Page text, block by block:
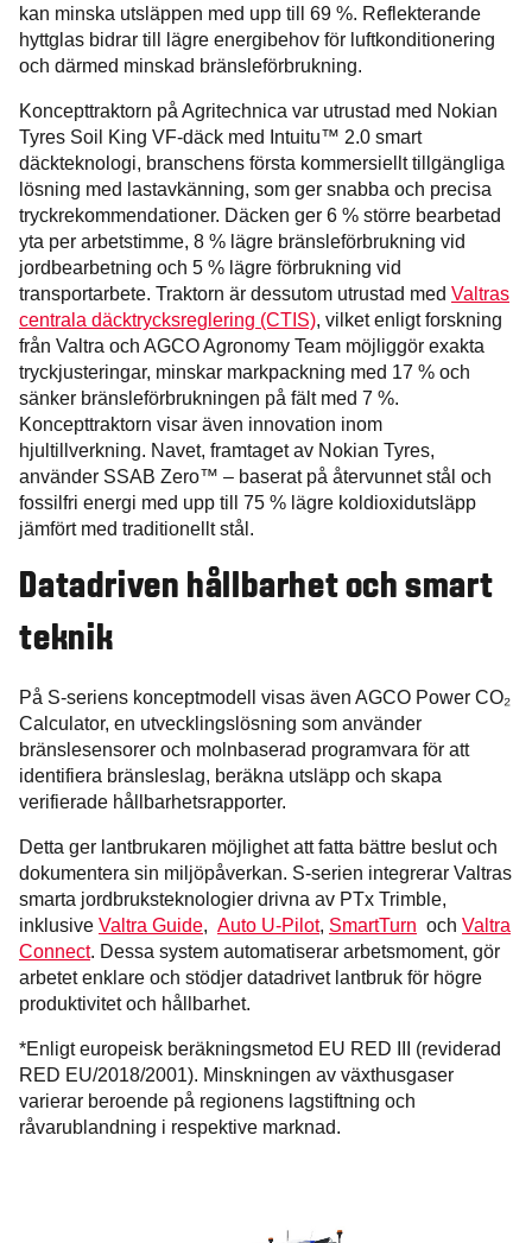
kan minska utsläppen med upp till 69 %. Reflekterande
hyttglas bidrar till lägre energibehov för luftkonditionering
och därmed minskad bränsleförbrukning.
Koncepttraktorn på Agritechnica var utrustad med Nokian
Tyres Soil King VF-däck med Intuitu™ 2.0 smart
däckteknologi, branschens första kommersiellt tillgängliga
lösning med lastavkänning, som ger snabba och precisa
tryckrekommendationer. Däcken ger 6 % större bearbetad
yta per arbetstimme, 8 % lägre bränsleförbrukning vid
jordbearbetning och 5 % lägre förbrukning vid
transportarbete. Traktorn är dessutom utrustad med Valtras
centrala däcktrycksreglering (CTIS), vilket enligt forskning
från Valtra och AGCO Agronomy Team möjliggör exakta
tryckjusteringar, minskar markpackning med 17 % och
sänker bränsleförbrukningen på fält med 7 %.
Koncepttraktorn visar även innovation inom
hjultillverkning. Navet, framtaget av Nokian Tyres,
använder SSAB Zero™ – baserat på återvunnet stål och
fossilfri energi med upp till 75 % lägre koldioxidutsläpp
jämfört med traditionellt stål.
Datadriven hållbarhet och smart
teknik
På S-seriens konceptmodell visas även AGCO Power CO₂
Calculator, en utvecklingslösning som använder
bränslesensorer och molnbaserad programvara för att
identifiera bränsleslag, beräkna utsläpp och skapa
verifierade hållbarhetsrapporter.
Detta ger lantbrukaren möjlighet att fatta bättre beslut och
dokumentera sin miljöpåverkan. S-serien integrerar Valtras
smarta jordbruksteknologier drivna av PTx Trimble,
inklusive Valtra Guide, Auto U-Pilot, SmartTurn och Valtra
Connect. Dessa system automatiserar arbetsmoment, gör
arbetet enklare och stödjer datadrivet lantbruk för högre
produktivitet och hållbarhet.
*Enligt europeisk beräkningsmetod EU RED III (reviderad
RED EU/2018/2001). Minskningen av växthusgaser
varierar beroende på regionens lagstiftning och
råvarublandning i respektive marknad.